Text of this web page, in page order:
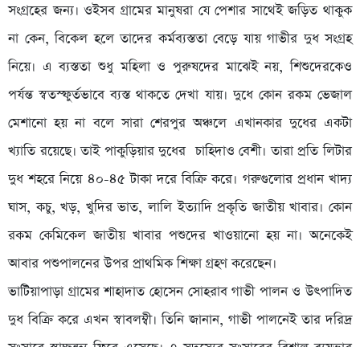
সংগ্রহের জন্য। ওইসব গ্রামের মানুষরা যে পেশার সাথেই জড়িত থাকুক
না কেন, বিকেল হলে তাদের কর্মব্যস্ততা বেড়ে যায় গাভীর দুধ সংগ্রহ
নিয়ে। এ ব্যস্ততা শুধু মহিলা ও পুরুষদের মাঝেই নয়, শিশুদেরকেও
পর্যন্ত স্বতস্ফুর্তভাবে ব্যস্ত থাকতে দেখা যায়। দুধে কোন রকম ভেজাল
মেশানো হয় না বলে সারা শেরপুর অঞ্চলে এখানকার দুধের একটা
খ্যাতি রয়েছে। তাই পাকুড়িয়ার দুধের চাহিদাও বেশী। তারা প্রতি লিটার
দুধ শহরে নিয়ে ৪০-৪৫ টাকা দরে বিক্রি করে। গরুগুলোর প্রধান খাদ্য
ঘাস, কচু, খড়, খুদির ভাত, লালি ইত্যাদি প্রকৃতি জাতীয় খাবার। কোন
রকম কেমিকেল জাতীয় খাবার পশুদের খাওয়ানো হয় না। অনেকেই
আবার পশুপালনের উপর প্রাথমিক শিক্ষা গ্রহণ করেছেন।
ভাটিয়াপাড়া গ্রামের শাহাদাত হোসেন সোহরাব গাভী পালন ও উৎপাদিত
দুধ বিক্রি করে এখন স্বাবলম্বী। তিনি জানান, গাভী পালনেই তার দরিদ্র